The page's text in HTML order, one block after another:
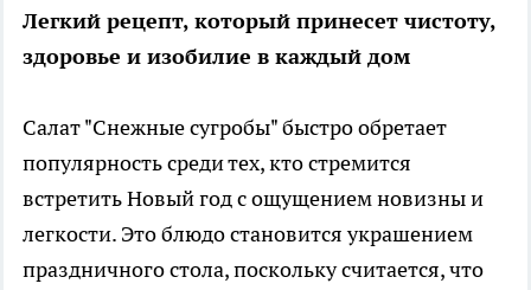
Легкий рецепт, который принесет чистоту,
здоровье и изобилие в каждый дом
Салат "Снежные сугробы" быстро обретает
популярность среди тех, кто стремится
встретить Новый год с ощущением новизны и
легкости. Это блюдо становится украшением
праздничного стола, поскольку считается, что